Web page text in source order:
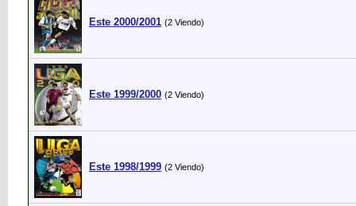
Este 2000/2001 (2 Viendo)
Este 1999/2000 (2 Viendo)
Este 1998/1999 (2 Viendo)